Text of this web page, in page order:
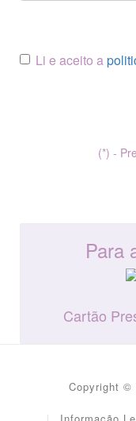
Li e aceito a
(*) -
Para
Cartão
Copyright ©